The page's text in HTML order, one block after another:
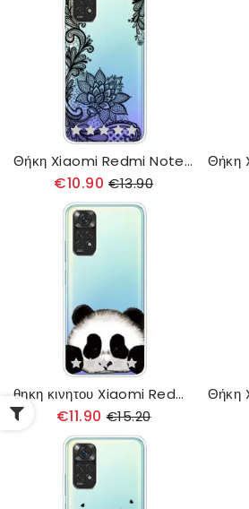
Θήκη Xiaomi Redmi Note 11 Pro 4G / 5G Κομψή Δαντέλα
€10.90 €13.90
θηκη κινητου Xiaomi Redmi Note 11 Pro 4G / 5G Διαφανές Panda
€11.90 €15.20